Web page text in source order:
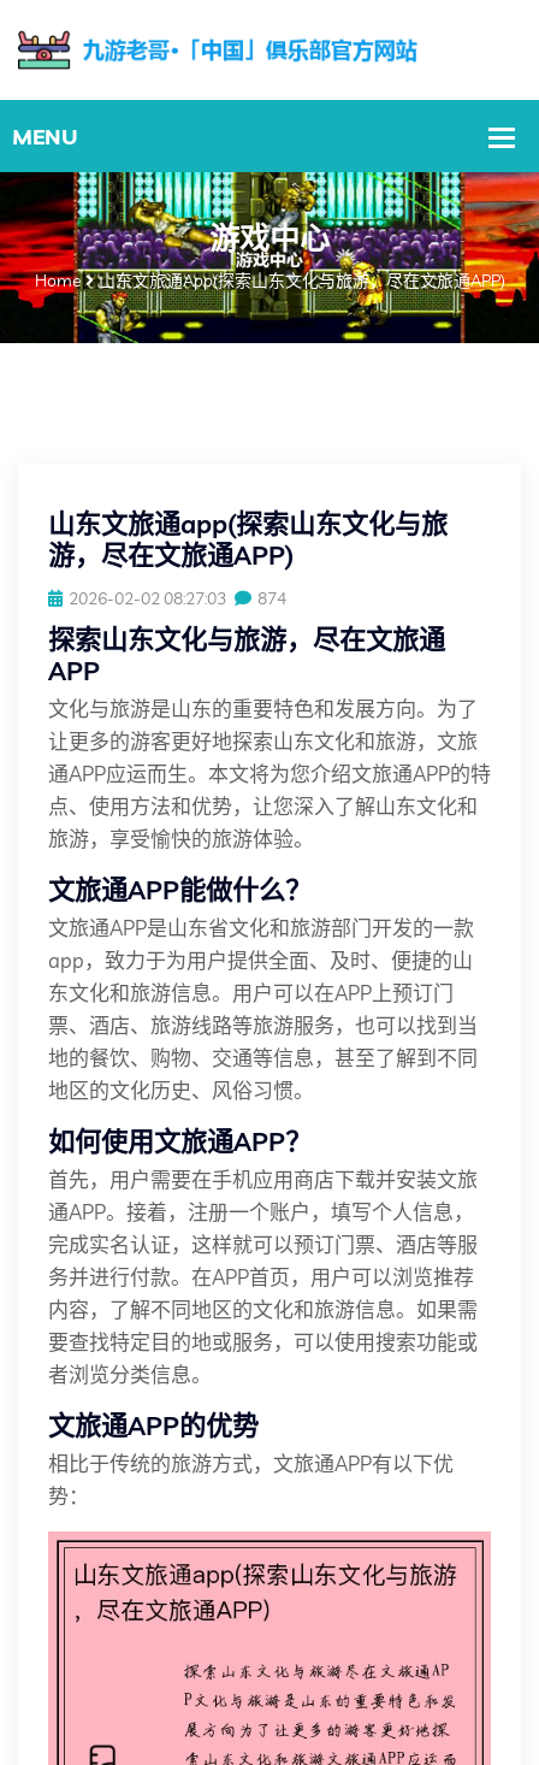
游戏中心
Home 山东文旅通app(探索山东文化与旅游，尽在文旅通APP)
山东文旅通app(探索山东文化与旅
游，尽在文旅通APP)
2026-02-02 08:27:03 874
探索山东文化与旅游，尽在文旅通
APP
文化与旅游是山东的重要特色和发展方向。为了
让更多的游客更好地探索山东文化和旅游，文旅
通APP应运而生。本文将为您介绍文旅通APP的特
点、使用方法和优势，让您深入了解山东文化和
旅游，享受愉快的旅游体验。
文旅通APP能做什么？
文旅通APP是山东省文化和旅游部门开发的一款
app，致力于为用户提供全面、及时、便捷的山
东文化和旅游信息。用户可以在APP上预订门
票、酒店、旅游线路等旅游服务，也可以找到当
地的餐饮、购物、交通等信息，甚至了解到不同
地区的文化历史、风俗习惯。
如何使用文旅通APP？
首先，用户需要在手机应用商店下载并安装文旅
通APP。接着，注册一个账户，填写个人信息，
完成实名认证，这样就可以预订门票、酒店等服
务并进行付款。在APP首页，用户可以浏览推荐
内容，了解不同地区的文化和旅游信息。如果需
要查找特定目的地或服务，可以使用搜索功能或
者浏览分类信息。
文旅通APP的优势
相比于传统的旅游方式，文旅通APP有以下优
势：